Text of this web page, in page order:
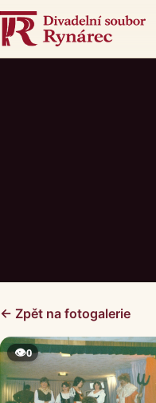
← Zpět na fotogalerie
👁0